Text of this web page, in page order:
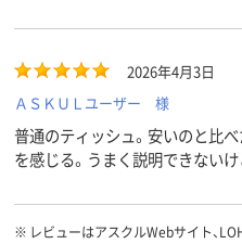
2026年4月3日
ＡＳＫＵＬユーザー 様
普通のティッシュ。安いのと比
を感じる。うまく説明できないけ
※ レビューはアスクルWebサイト、